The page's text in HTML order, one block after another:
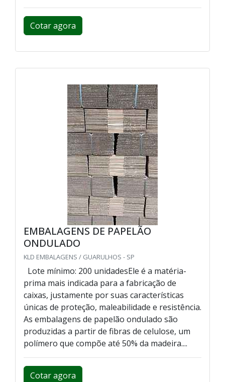
Cotar agora
EMBALAGENS DE PAPELÃO
ONDULADO
KLD EMBALAGENS / GUARULHOS - SP
Lote mínimo: 200 unidadesEle é a matéria-
prima mais indicada para a fabricação de
caixas, justamente por suas características
únicas de proteção, maleabilidade e resistência.
As embalagens de papelão ondulado são
produzidas a partir de fibras de celulose, um
polímero que compõe até 50% da madeira....
Cotar agora